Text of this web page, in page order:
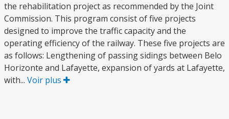
the rehabilitation project as recommended by the Joint
Commission. This program consist of five projects
designed to improve the traffic capacity and the
operating efficiency of the railway. These five projects are
as follows: Lengthening of passing sidings between Belo
Horizonte and Lafayette, expansion of yards at Lafayette,
with... Voir plus